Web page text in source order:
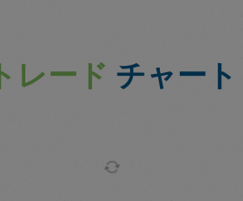
トレード チャート